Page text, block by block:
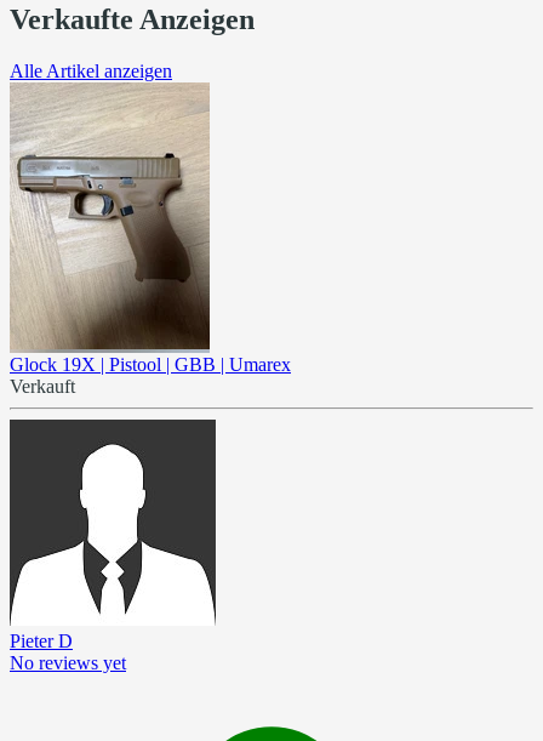
Verkaufte Anzeigen
Alle Artikel anzeigen
Glock 19X | Pistool | GBB | Umarex
Verkauft
Pieter D
No reviews yet